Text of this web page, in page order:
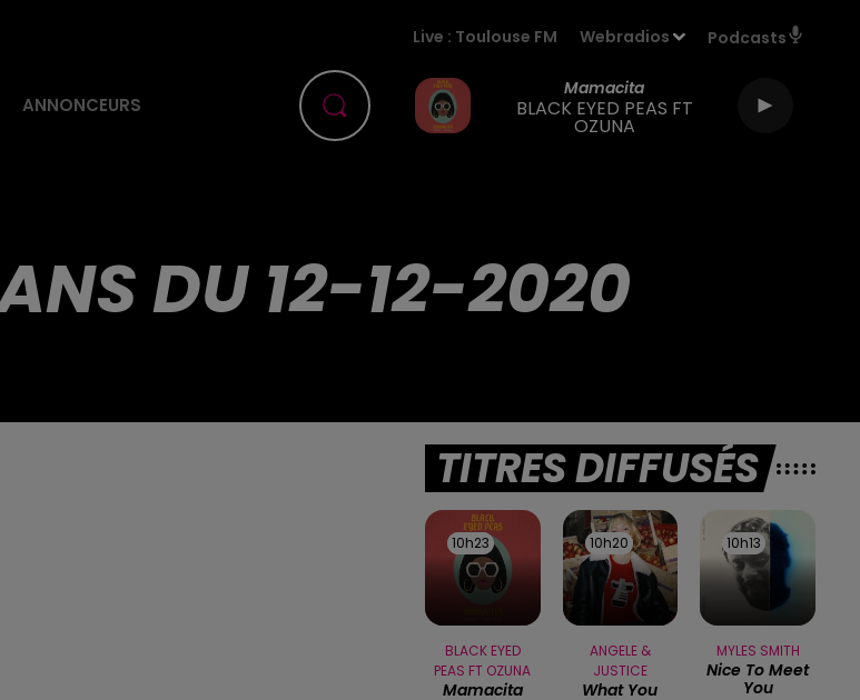
ANNONCEURS
Live : Toulouse FM Webradios Podcasts
Mamacita
BLACK EYED PEAS FT
OZUNA
DU 12-12-2020
TITRES DIFFUSÉS
10h23
10h23
BLACK EYED
PEAS FT OZUNA
Mamacita
10h20
10h20
ANGELE &
JUSTICE
What You
10h13
10h13
MYLES SMITH
Nice To Meet
You